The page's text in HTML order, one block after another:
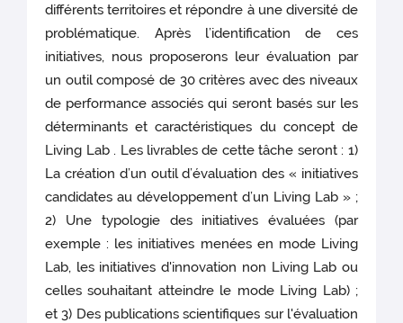
différents territoires et répondre à une diversité de
problématique. Après l’identification de ces
initiatives, nous proposerons leur évaluation par
un outil composé de 30 critères avec des niveaux
de performance associés qui seront basés sur les
déterminants et caractéristiques du concept de
Living Lab . Les livrables de cette tâche seront : 1)
La création d’un outil d’évaluation des « initiatives
candidates au développement d’un Living Lab » ;
2) Une typologie des initiatives évaluées (par
exemple : les initiatives menées en mode Living
Lab, les initiatives d'innovation non Living Lab ou
celles souhaitant atteindre le mode Living Lab) ;
et 3) Des publications scientifiques sur l'évaluation